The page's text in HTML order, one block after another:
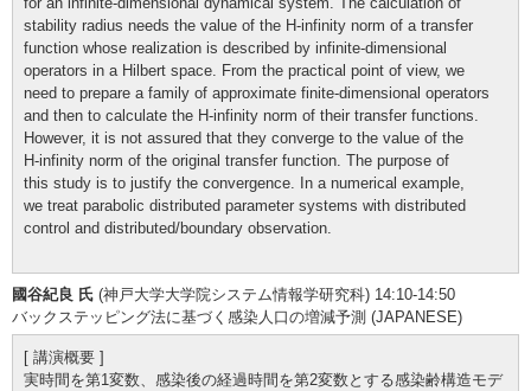
stability radius needs the value of the H-infinity norm of a transfer
function whose realization is described by infinite-dimensional
operators in a Hilbert space. From the practical point of view, we
need to prepare a family of approximate finite-dimensional operators
and then to calculate the H-infinity norm of their transfer functions.
However, it is not assured that they converge to the value of the
H-infinity norm of the original transfer function. The purpose of
this study is to justify the convergence. In a numerical example,
we treat parabolic distributed parameter systems with distributed
control and distributed/boundary observation.
國谷紀良 氏 (神戸大学大学院システム情報学研究科) 14:10-14:50
バックステッピング法に基づく感染人口の増減予測 (JAPANESE)
[ 講演概要 ]
実時間を第1変数、感染後の経過時間を第2変数とする感染齢構造モデ